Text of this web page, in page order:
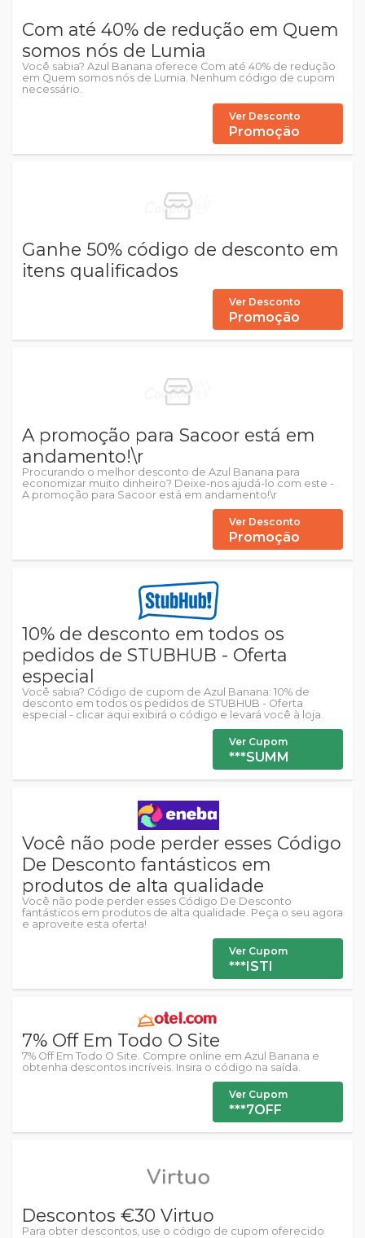
Com até 40% de redução em Quem
somos nós de Lumia
Você sabia? Azul Banana oferece Com até 40% de redução
em Quem somos nós de Lumia. Nenhum código de cupom
necessário.
Ver Desconto
Promoção
Ganhe 50% código de desconto em
itens qualificados
Ver Desconto
Promoção
A promoção para Sacoor está em
andamento!\r
Procurando o melhor desconto de Azul Banana para
economizar muito dinheiro? Deixe-nos ajudá-lo com este -
A promoção para Sacoor está em andamento!\r
Ver Desconto
Promoção
10% de desconto em todos os
pedidos de STUBHUB - Oferta
especial
Você sabia? Código de cupom de Azul Banana: 10% de
desconto em todos os pedidos de STUBHUB - Oferta
especial - clicar aqui exibirá o código e levará você à loja.
Ver Cupom
***SUMM
Você não pode perder esses Código
De Desconto fantásticos em
produtos de alta qualidade
Você não pode perder esses Código De Desconto
fantásticos em produtos de alta qualidade. Peça o seu agora
e aproveite esta oferta!
Ver Cupom
***ISTI
7% Off Em Todo O Site
7% Off Em Todo O Site. Compre online em Azul Banana e
obtenha descontos incríveis. Insira o código na saída.
Ver Cupom
***7OFF
Descontos €30 Virtuo
Para obter descontos, use o código de cupom oferecido